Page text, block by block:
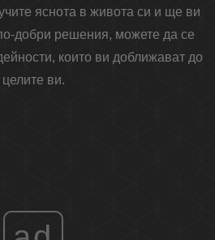
яснота в живота си и ще ви
добри решения, можете да се
които ви доближават до
целите ви.